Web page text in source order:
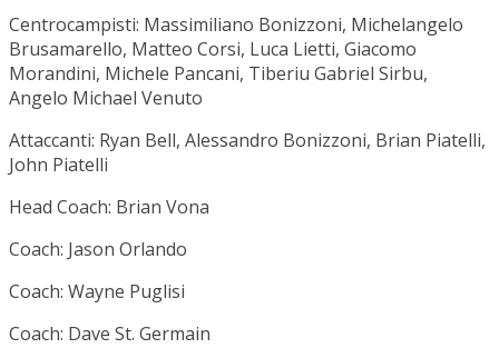
Centrocampisti: Massimiliano Bonizzoni, Michelangelo
Brusamarello, Matteo Corsi, Luca Lietti, Giacomo
Morandini, Michele Pancani, Tiberiu Gabriel Sirbu,
Angelo Michael Venuto
Attaccanti: Ryan Bell, Alessandro Bonizzoni, Brian Piatelli,
John Piatelli
Head Coach: Brian Vona
Coach: Jason Orlando
Coach: Wayne Puglisi
Coach: Dave St. Germain